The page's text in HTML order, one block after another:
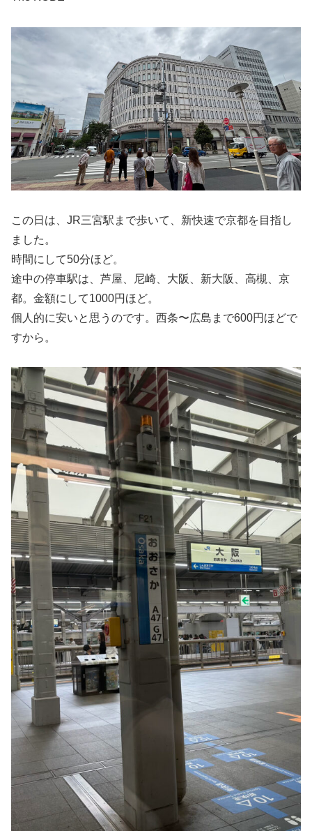
この日は、JR三宮駅まで歩いて、新快速で京都を目指し
ました。
時間にして50分ほど。
途中の停車駅は、芦屋、尼崎、大阪、新大阪、高槻、京
都。金額にして1000円ほど。
個人的に安いと思うのです。西条〜広島まで600円ほどで
すから。